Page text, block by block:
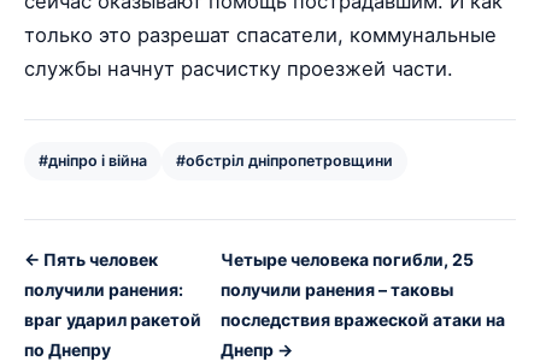
только это разрешат спасатели, коммунальные
службы начнут расчистку проезжей части.
#дніпро і війна #обстріл дніпропетровщини
← Пять человек
получили ранения:
враг ударил ракетой
по Днепру
Четыре человека погибли, 25
получили ранения – таковы
последствия вражеской атаки на
Днепр →